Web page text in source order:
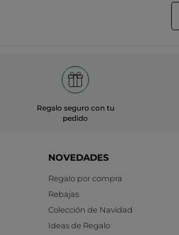
Regalo seguro con tu
pedido
NOVEDADES
Regalo por compra
Rebajas
Colección de Navidad
Ideas de Regalo